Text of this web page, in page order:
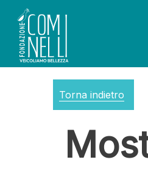
Torna indietro